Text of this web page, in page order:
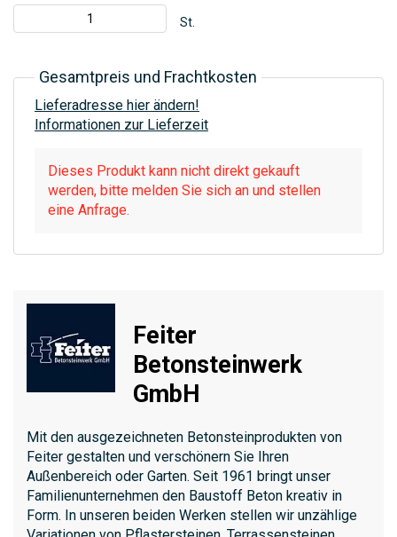
St.
Gesamtpreis und Frachtkosten
Lieferadresse hier ändern!
Informationen zur Lieferzeit
Dieses Produkt kann nicht direkt gekauft
werden, bitte melden Sie sich an und stellen
eine Anfrage.
Feiter
Betonsteinwerk
GmbH
Mit den ausgezeichneten Betonsteinprodukten von
Feiter gestalten und verschönern Sie Ihren
Außenbereich oder Garten. Seit 1961 bringt unser
Familienunternehmen den Baustoff Beton kreativ in
Form. In unseren beiden Werken stellen wir unzählige